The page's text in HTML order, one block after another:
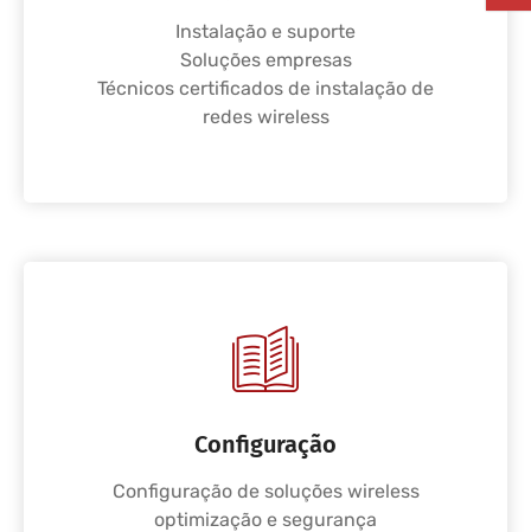
Instalação e suporte
Soluções empresas
Técnicos certificados de instalação de
redes wireless
Configuração
Configuração de soluções wireless
optimização e segurança